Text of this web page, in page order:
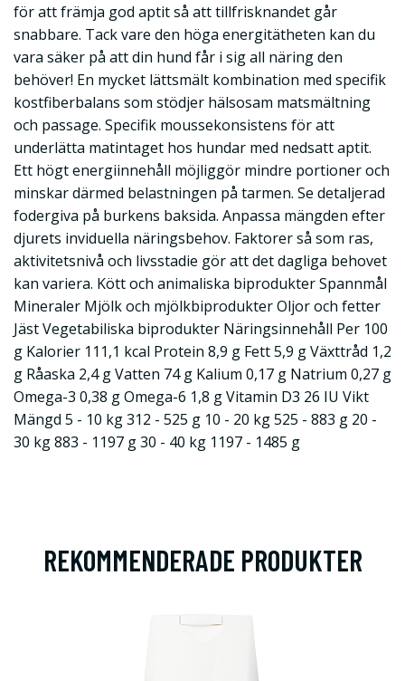
för att främja god aptit så att tillfrisknandet går
snabbare. Tack vare den höga energitätheten kan du
vara säker på att din hund får i sig all näring den
behöver! En mycket lättsmält kombination med specifik
kostfiberbalans som stödjer hälsosam matsmältning
och passage. Specifik moussekonsistens för att
underlätta matintaget hos hundar med nedsatt aptit.
Ett högt energiinnehåll möjliggör mindre portioner och
minskar därmed belastningen på tarmen. Se detaljerad
fodergiva på burkens baksida. Anpassa mängden efter
djurets inviduella näringsbehov. Faktorer så som ras,
aktivitetsnivå och livsstadie gör att det dagliga behovet
kan variera. Kött och animaliska biprodukter Spannmål
Mineraler Mjölk och mjölkbiprodukter Oljor och fetter
Jäst Vegetabiliska biprodukter Näringsinnehåll Per 100
g Kalorier 111,1 kcal Protein 8,9 g Fett 5,9 g Växttråd 1,2
g Råaska 2,4 g Vatten 74 g Kalium 0,17 g Natrium 0,27 g
Omega-3 0,38 g Omega-6 1,8 g Vitamin D3 26 IU Vikt
Mängd 5 - 10 kg 312 - 525 g 10 - 20 kg 525 - 883 g 20 -
30 kg 883 - 1197 g 30 - 40 kg 1197 - 1485 g
REKOMMENDERADE PRODUKTER